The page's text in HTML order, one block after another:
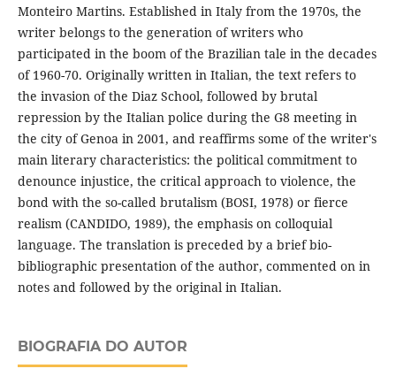
Monteiro Martins. Established in Italy from the 1970s, the
writer belongs to the generation of writers who
participated in the boom of the Brazilian tale in the decades
of 1960-70. Originally written in Italian, the text refers to
the invasion of the Diaz School, followed by brutal
repression by the Italian police during the G8 meeting in
the city of Genoa in 2001, and reaffirms some of the writer's
main literary characteristics: the political commitment to
denounce injustice, the critical approach to violence, the
bond with the so-called brutalism (BOSI, 1978) or fierce
realism (CANDIDO, 1989), the emphasis on colloquial
language. The translation is preceded by a brief bio-
bibliographic presentation of the author, commented on in
notes and followed by the original in Italian.
BIOGRAFIA DO AUTOR